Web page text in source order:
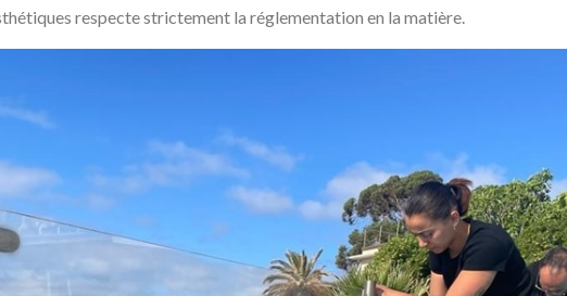
respecte strictement la réglementation en la matière.